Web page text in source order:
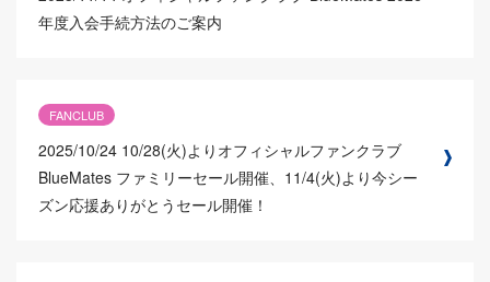
年度入会手続方法のご案内
FANCLUB
2025/10/24 10/28(火)よりオフィシャルファンクラブ
BlueMates ファミリーセール開催、11/4(火)より今シー
ズン応援ありがとうセール開催！